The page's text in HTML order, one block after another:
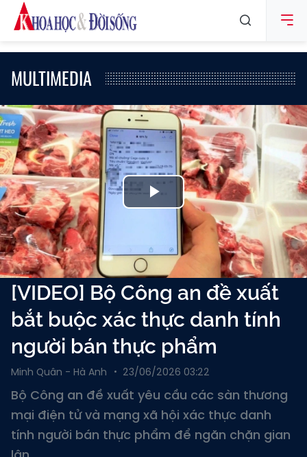
MULTIMEDIA
Play
Video
[VIDEO] Bộ Công an đề xuất
bắt buộc xác thực danh tính
người bán thực phẩm
Minh Quân - Hà Anh 23/06/2026 03:22
Bộ Công an đề xuất yêu cầu các sàn thương
mại điện tử và mạng xã hội xác thực danh
tính người bán thực phẩm để ngăn chặn gian